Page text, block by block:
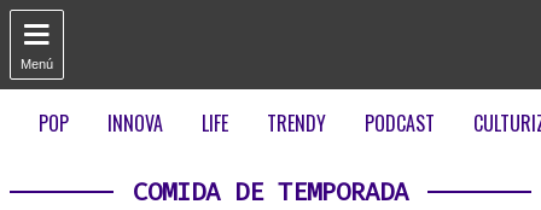

Menú
POP INNOVA LIFE TRENDY PODCAST
COMIDA DE TEMPORADA